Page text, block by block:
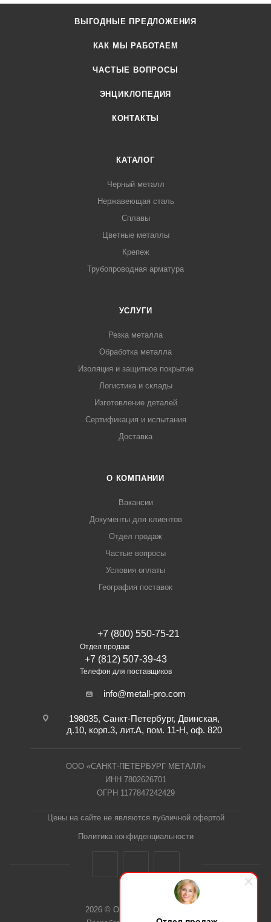
ВЫГОДНЫЕ ПРЕДЛОЖЕНИЯ
КАК МЫ РАБОТАЕМ
ЧАСТЫЕ ВОПРОСЫ
ЭНЦИКЛОПЕДИЯ
КОНТАКТЫ
КАТАЛОГ
Черный металл
Нержавеющая сталь
Сплавы
Цветные металлы
Крепеж
Трубопроводная арматура
УСЛУГИ
Резка металла
Обработка металла
Изоляция и защитное покрытие
Логистика и склады
Изготовление деталей
Сертификация и испытания
Доставка
О КОМПАНИИ
Вакансии
Документы для клиентов
Отдел продаж
Частые вопросы
Условия оплаты
География поставок
+7 (800) 550-75-21
Отдел продаж
+7 (812) 507-39-43
Телефон для поставщиков
info@metall-pro.com
198035, Санкт-Петербург, Двинская,
д.10, корп.3, лит.А, пом. 11-Н, оф. 820
ООО «САНКТ-ПЕТЕРБУРГ МЕТАЛЛ»
ИНН 7802626701
ОГРН 1177847242429
Цены на сайте не являются публичной офертой
Политика конфиденциальности
2026 © ООО "СПб Металл"